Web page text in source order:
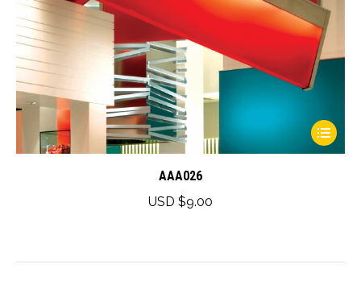
This
product
options
AAA026
USD $9.00